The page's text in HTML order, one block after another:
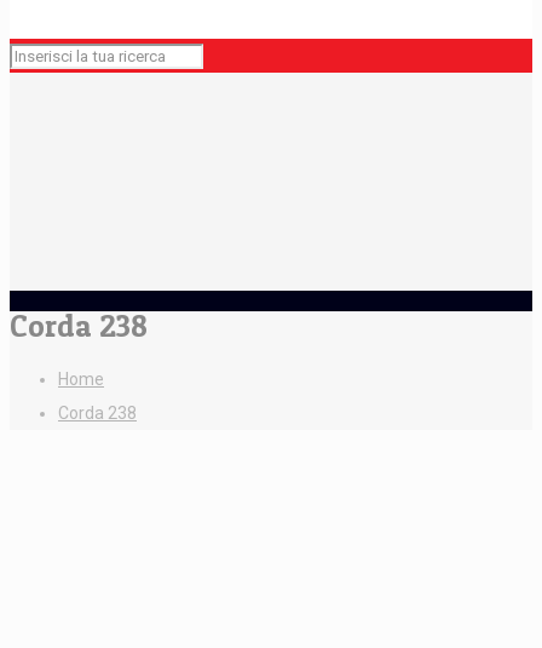
Corda 238
Home
Corda 238